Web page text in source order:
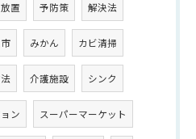
放置 予防策 解決法
みかん カビ清掃
介護施設 シンク
ン スーパーマーケット